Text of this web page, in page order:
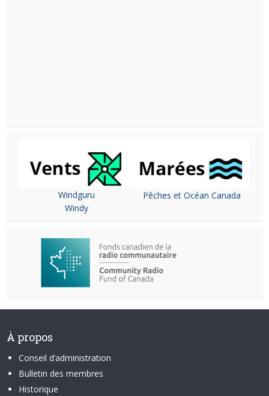
Windguru
Windy
Pêches et Océan Canada
À propos
Conseil d’administration
Bulletin des membres
Historique